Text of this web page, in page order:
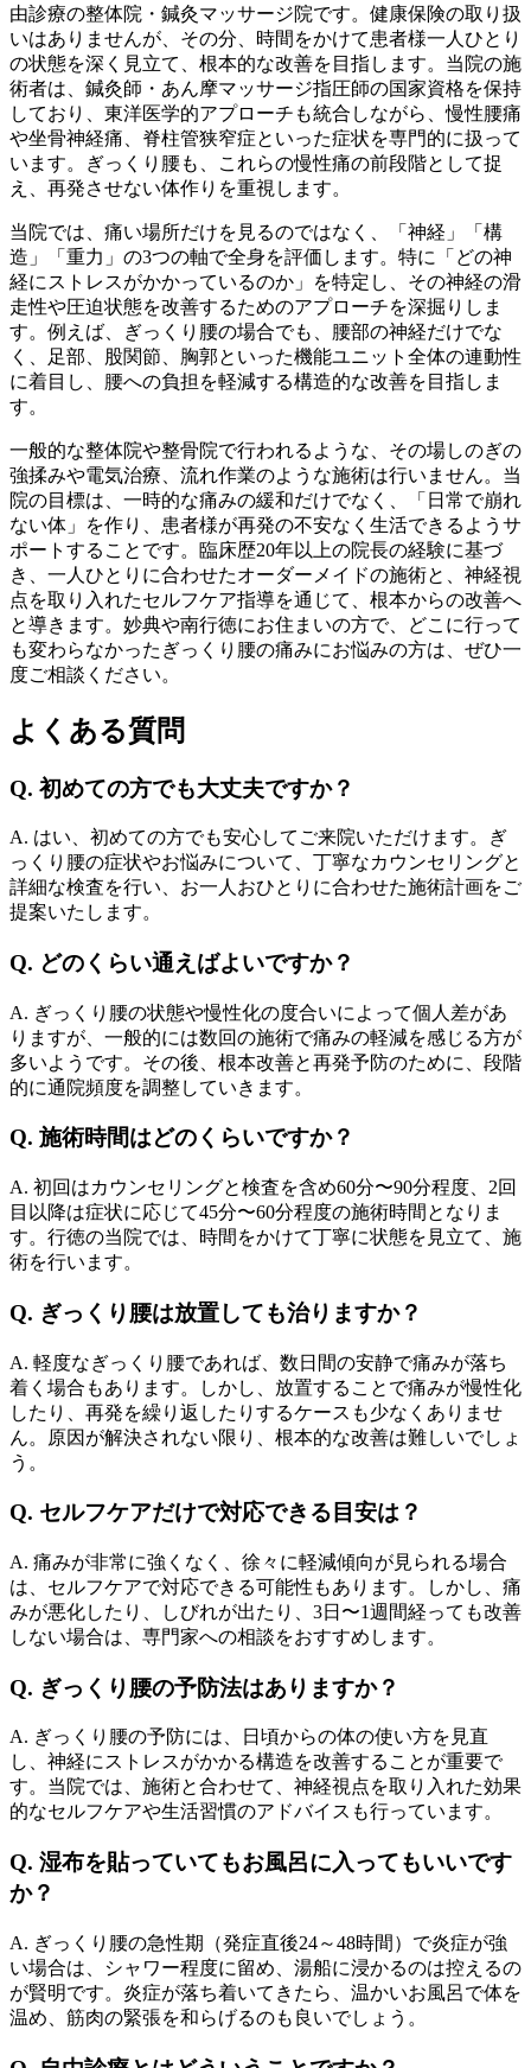
由診療の整体院・鍼灸マッサージ院です。健康保険の取り扱
いはありませんが、その分、時間をかけて患者様一人ひとり
の状態を深く見立て、根本的な改善を目指します。当院の施
術者は、鍼灸師・あん摩マッサージ指圧師の国家資格を保持
しており、東洋医学的アプローチも統合しながら、慢性腰痛
や坐骨神経痛、脊柱管狭窄症といった症状を専門的に扱って
います。ぎっくり腰も、これらの慢性痛の前段階として捉
え、再発させない体作りを重視します。
当院では、痛い場所だけを見るのではなく、「神経」「構
造」「重力」の3つの軸で全身を評価します。特に「どの神
経にストレスがかかっているのか」を特定し、その神経の滑
走性や圧迫状態を改善するためのアプローチを深掘りしま
す。例えば、ぎっくり腰の場合でも、腰部の神経だけでな
く、足部、股関節、胸郭といった機能ユニット全体の連動性
に着目し、腰への負担を軽減する構造的な改善を目指しま
す。
一般的な整体院や整骨院で行われるような、その場しのぎの
強揉みや電気治療、流れ作業のような施術は行いません。当
院の目標は、一時的な痛みの緩和だけでなく、「日常で崩れ
ない体」を作り、患者様が再発の不安なく生活できるようサ
ポートすることです。臨床歴20年以上の院長の経験に基づ
き、一人ひとりに合わせたオーダーメイドの施術と、神経視
点を取り入れたセルフケア指導を通じて、根本からの改善へ
と導きます。妙典や南行徳にお住まいの方で、どこに行って
も変わらなかったぎっくり腰の痛みにお悩みの方は、ぜひ一
度ご相談ください。
よくある質問
Q. 初めての方でも大丈夫ですか？
A. はい、初めての方でも安心してご来院いただけます。ぎ
っくり腰の症状やお悩みについて、丁寧なカウンセリングと
詳細な検査を行い、お一人おひとりに合わせた施術計画をご
提案いたします。
Q. どのくらい通えばよいですか？
A. ぎっくり腰の状態や慢性化の度合いによって個人差があ
りますが、一般的には数回の施術で痛みの軽減を感じる方が
多いようです。その後、根本改善と再発予防のために、段階
的に通院頻度を調整していきます。
Q. 施術時間はどのくらいですか？
A. 初回はカウンセリングと検査を含め60分〜90分程度、2回
目以降は症状に応じて45分〜60分程度の施術時間となりま
す。行徳の当院では、時間をかけて丁寧に状態を見立て、施
術を行います。
Q. ぎっくり腰は放置しても治りますか？
A. 軽度なぎっくり腰であれば、数日間の安静で痛みが落ち
着く場合もあります。しかし、放置することで痛みが慢性化
したり、再発を繰り返したりするケースも少なくありませ
ん。原因が解決されない限り、根本的な改善は難しいでしょ
う。
Q. セルフケアだけで対応できる目安は？
A. 痛みが非常に強くなく、徐々に軽減傾向が見られる場合
は、セルフケアで対応できる可能性もあります。しかし、痛
みが悪化したり、しびれが出たり、3日〜1週間経っても改善
しない場合は、専門家への相談をおすすめします。
Q. ぎっくり腰の予防法はありますか？
A. ぎっくり腰の予防には、日頃からの体の使い方を見直
し、神経にストレスがかかる構造を改善することが重要で
す。当院では、施術と合わせて、神経視点を取り入れた効果
的なセルフケアや生活習慣のアドバイスも行っています。
Q. 湿布を貼っていてもお風呂に入ってもいいです
か？
A. ぎっくり腰の急性期（発症直後24～48時間）で炎症が強
い場合は、シャワー程度に留め、湯船に浸かるのは控えるの
が賢明です。炎症が落ち着いてきたら、温かいお風呂で体を
温め、筋肉の緊張を和らげるのも良いでしょう。